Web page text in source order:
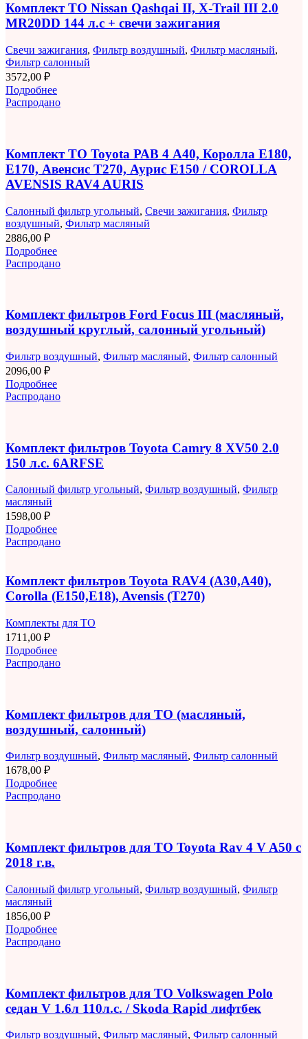
Комплект ТО Nissan Qashqai II, X-Trail III 2.0
MR20DD 144 л.с + свечи зажигания
Свечи зажигания, Фильтр воздушный, Фильтр масляный,
Фильтр салонный
3572,00 ₽
Подробнее
Распродано
Комплект ТО Toyota РАВ 4 A40, Королла E180,
E170, Авенсис T270, Аурис E150 / COROLLA
AVENSIS RAV4 AURIS
Салонный фильтр угольный, Свечи зажигания, Фильтр
воздушный, Фильтр масляный
2886,00 ₽
Подробнее
Распродано
Комплект фильтров Ford Focus III (масляный,
воздушный круглый, салонный угольный)
Фильтр воздушный, Фильтр масляный, Фильтр салонный
2096,00 ₽
Подробнее
Распродано
Комплект фильтров Toyota Camry 8 XV50 2.0
150 л.с. 6ARFSE
Салонный фильтр угольный, Фильтр воздушный, Фильтр
масляный
1598,00 ₽
Подробнее
Распродано
Комплект фильтров Toyota RAV4 (A30,A40),
Corolla (E150,E18), Avensis (T270)
Комплекты для ТО
1711,00 ₽
Подробнее
Распродано
Комплект фильтров для ТО (масляный,
воздушный, салонный)
Фильтр воздушный, Фильтр масляный, Фильтр салонный
1678,00 ₽
Подробнее
Распродано
Комплект фильтров для ТО Toyota Rav 4 V A50 с
2018 г.в.
Салонный фильтр угольный, Фильтр воздушный, Фильтр
масляный
1856,00 ₽
Подробнее
Распродано
Комплект фильтров для ТО Volkswagen Polo
седан V 1.6л 110л.с. / Skoda Rapid лифтбек
Фильтр воздушный, Фильтр масляный, Фильтр салонный